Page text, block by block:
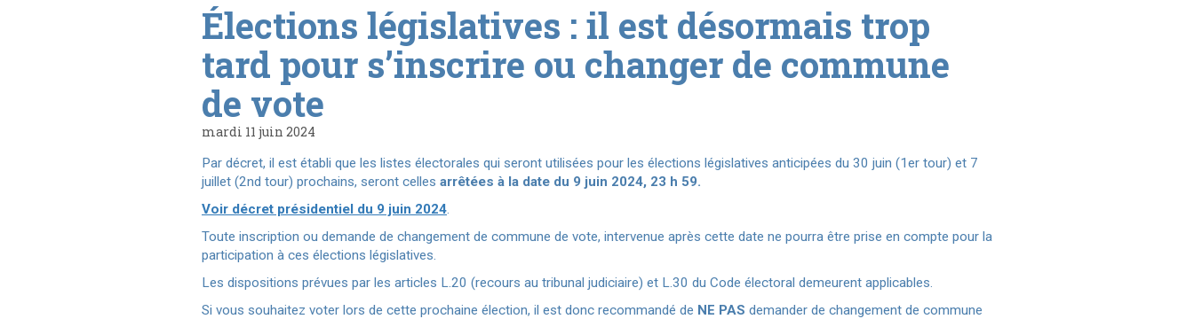
Élections législatives : il est désormais trop
tard pour s’inscrire ou changer de commune
de vote
mardi 11 juin 2024
Par décret, il est établi que les listes électorales qui seront utilisées pour les élections législatives anticipées du 30 juin (1er tour) et 7
juillet (2nd tour) prochains, seront celles arrêtées à la date du 9 juin 2024, 23 h 59.
Voir décret présidentiel du 9 juin 2024.
Toute inscription ou demande de changement de commune de vote, intervenue après cette date ne pourra être prise en compte pour la
participation à ces élections législatives.
Les dispositions prévues par les articles L.20 (recours au tribunal judiciaire) et L.30 du Code électoral demeurent applicables.
Si vous souhaitez voter lors de cette prochaine élection, il est donc recommandé de NE PAS demander de changement de commune